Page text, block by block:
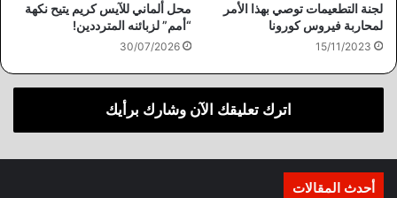
لجنة التطعيمات توصي بهذا الأمر
لمحاربة فيروس كورونا
15/11/2023
محل ألماني للآيس كريم يتيح نكهة
“أمم” لزبائنه المترددين!
30/07/2026
اترك تعليقك الآن وشارك برأيك
أحدث المقالات